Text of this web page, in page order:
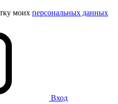
моих персональных данных
Вход